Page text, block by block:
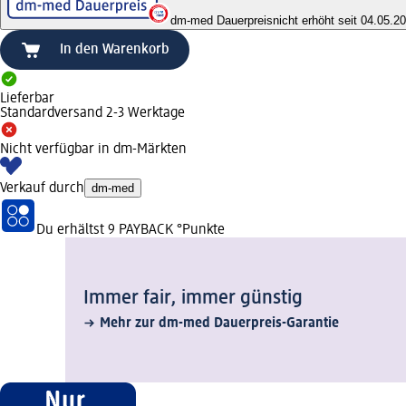
dm-med Dauerpreisnicht erhöht seit
In den Warenkorb
Lieferbar
Standardversand 2-3 Werktage
Nicht verfügbar in dm-Märkten
Verkauf durch dm-med
Du erhältst 9 PAYBACK °Punkte
Immer fair,­ immer günstig
Mehr zur dm-med Dauerpreis-Garantie